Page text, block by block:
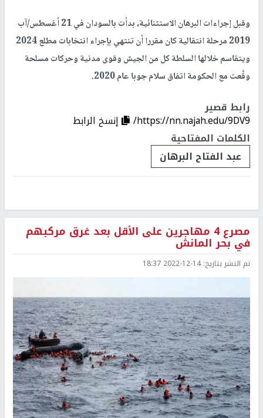
وقبل إجراءات البرهان الاستثنائية، بدأت بالسودان في 21 أغسطس/آب
2019 مرحلة انتقالية كان مقررا أن تنتهي بإجراء انتخابات مطلع 2024
ويتقاسم خلالها السلطة كل من الجيش وقوى مدنية وحركات مسلحة
وقَّعت مع الحكومة اتفاق سلام جوبا عام 2020.
رابط قصير
https://nn.najah.edu/9DV9/
إنسخ الرابط
الكلمات المفتاحية
عبد الفتاح البرهان
مصرع 4 مهاجرين على الأقل بعد غرق مركبهم
في بحر المانش
تم النشر بتاريخ:2022-12-14 18:37